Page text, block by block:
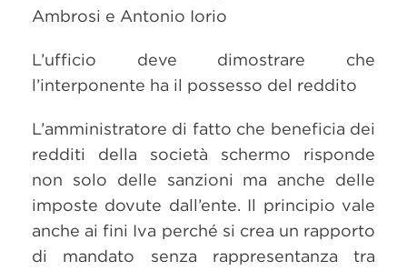
Ambrosi e Antonio Iorio
L’ufficio deve dimostrare che
l’interponente ha il possesso del reddito
L’amministratore di fatto che beneficia dei
redditi della società schermo risponde
non solo delle sanzioni ma anche delle
imposte dovute dall’ente. Il principio vale
anche ai fini Iva perché si crea un rapporto
di mandato senza rappresentanza tra